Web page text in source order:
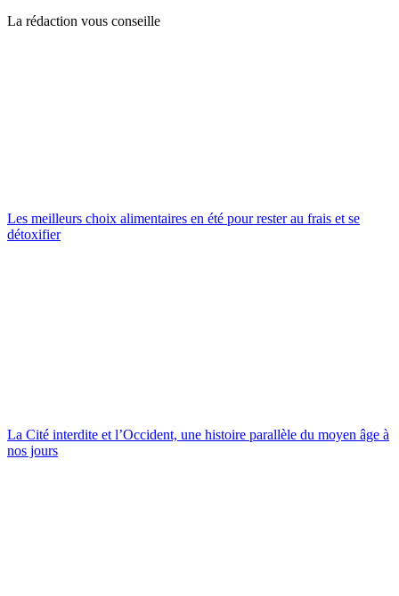
La rédaction vous conseille
Les meilleurs choix alimentaires en été pour rester au frais et se
détoxifier
La Cité interdite et l’Occident, une histoire parallèle du moyen âge à
nos jours